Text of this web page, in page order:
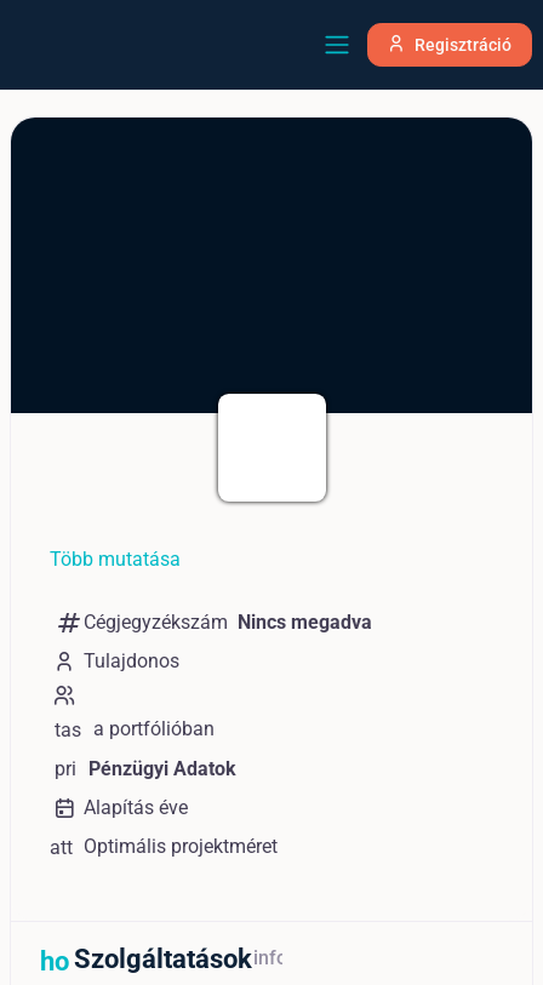
Regisztráció
Több mutatása
numbers Cégjegyzékszám
Nincs megadva
Tulajdonos
tas
k
a portfólióban
pri
ce_
eck
Pénzügyi Adatok
Alapítás éve
att
ne
Optimális projektméret
home_repair_service
Szolgáltatásokinfo